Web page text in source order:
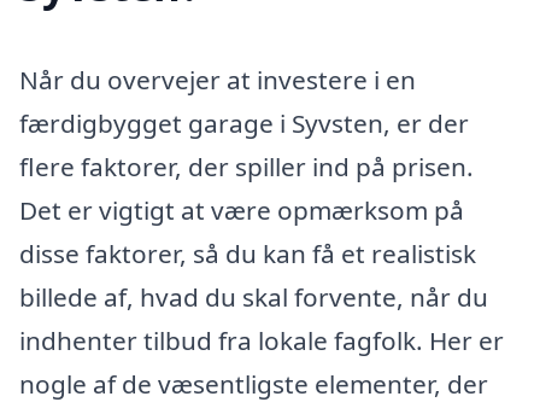
Når du overvejer at investere i en
færdigbygget garage i Syvsten, er der
flere faktorer, der spiller ind på prisen.
Det er vigtigt at være opmærksom på
disse faktorer, så du kan få et realistisk
billede af, hvad du skal forvente, når du
indhenter tilbud fra lokale fagfolk. Her er
nogle af de væsentligste elementer, der